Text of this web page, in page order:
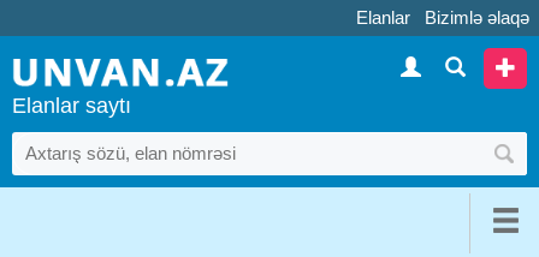
Elanlar Bizimlə əlaqə
Elanlar saytı